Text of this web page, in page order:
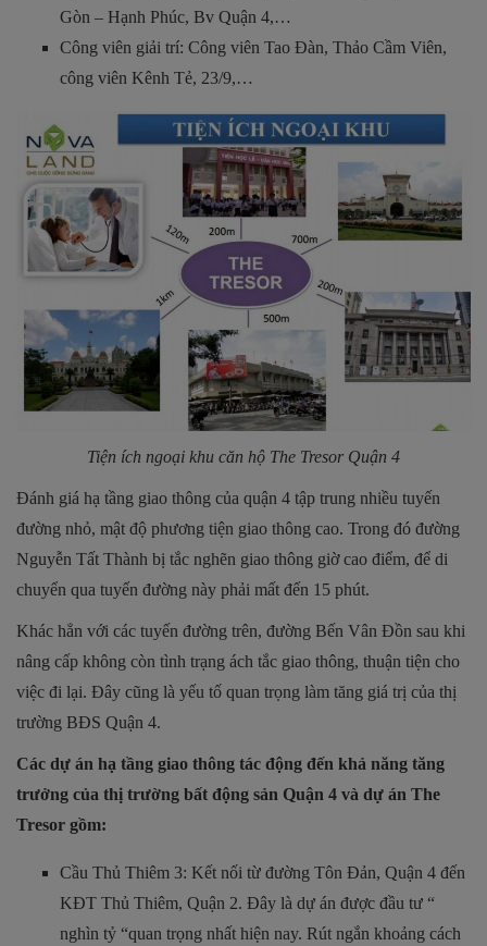
Gòn – Hạnh Phúc, Bv Quận 4,…
Công viên giải trí: Công viên Tao Đàn, Thảo Cầm Viên,
công viên Kênh Tẻ, 23/9,…
Tiện ích ngoại khu căn hộ The Tresor Quận 4
Đánh giá hạ tầng giao thông của quận 4 tập trung nhiều tuyến
đường nhỏ, mật độ phương tiện giao thông cao. Trong đó đường
Nguyễn Tất Thành bị tắc nghẽn giao thông giờ cao điểm, để di
chuyển qua tuyến đường này phải mất đến 15 phút.
Khác hẳn với các tuyến đường trên, đường Bến Vân Đồn sau khi
nâng cấp không còn tình trạng ách tắc giao thông, thuận tiện cho
việc đi lại. Đây cũng là yếu tố quan trọng làm tăng giá trị của thị
trường BĐS Quận 4.
Các dự án hạ tầng giao thông tác động đến khả năng tăng
trưởng của thị trường bất động sản Quận 4 và dự án The
Tresor gồm:
Cầu Thủ Thiêm 3: Kết nối từ đường Tôn Đản, Quận 4 đến
KĐT Thủ Thiêm, Quận 2. Đây là dự án được đầu tư “
nghìn tỷ “quan trọng nhất hiện nay. Rút ngắn khoảng cách